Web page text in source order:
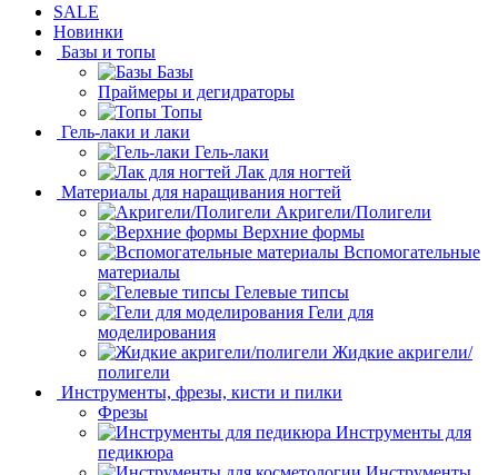
SALE
Новинки
Базы и топы
Базы
Праймеры и дегидраторы
Топы
Гель-лаки и лаки
Гель-лаки
Лак для ногтей
Материалы для наращивания ногтей
Акригели/Полигели
Верхние формы
Вспомогательные
материалы
Гелевые типсы
Гели для
моделирования
Жидкие акригели/
полигели
Инструменты, фрезы, кисти и пилки
Фрезы
Инструменты для
педикюра